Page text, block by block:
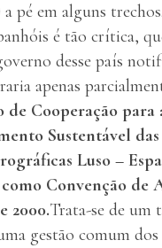
pé em alguns
é tão crítica,
desse país
apenas
de Cooperação para
Sustentável das
Luso –
Convenção de
2000.Trata-se de um
gestão comum